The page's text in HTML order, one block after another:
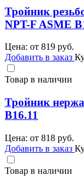
Тройник
NPT-F ASME
Цена: от 819 руб.
Добавить в заказ
Товар в наличии
Тройник
B16.11
Цена: от 818 руб.
Добавить в заказ
Товар в наличии